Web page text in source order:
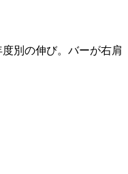
別の伸び。バーが右肩